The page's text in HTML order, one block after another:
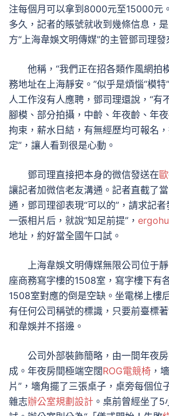
注每個月可以拿到8000元至15000元
多久，記者的賬號就收到幾條信息，
方“上海韋娛文明傳媒”的主管鄧司理發
他稱，“我們正在招各類作風網拍
務地址在上海靜安。”似乎是煩惱“模
人工作沒有人應聘，鄧司理還說，“有
腳模、部分拍攝，中齡、年夜齡、年
拘束，薪水日結，有無經歷均可報名
定”，讓人看到很是心動。
鄧司理直接把本身的微信發送在
讓記者加微信老友溝通。記者直截了
通，鄧司理卻表現“可以的”，請求記
一張相片后，就說“知足前提”，
地址，約好當全國午口試。
上海韋娛文明傳媒無限公司位于
座商務寫字樓的1508室，寫字樓下有
1508室對應的倒是空缺。坐電梯上樓
有任何公司稱號的標識，只要前臺標著
和韋娛并不搭邊。
公司外部裝飾簡略，由一間年夜
成。年夜房間極端空闊ROG電競椅 ，
片”，墻角擺了三張桌子，桌旁每個位
雜志辦公室規劃設計 。桌前曾經坐了